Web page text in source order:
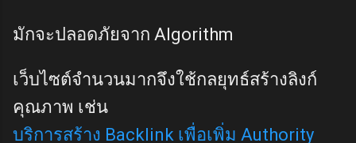
มักจะปลอดภัยจาก Algorithm
เว็บไซต์จำนวนมากจึงใช้กลยุทธ์สร้างลิงก์
คุณภาพ เช่น
บริการสร้าง Backlink เพื่อเพิ่ม Authority